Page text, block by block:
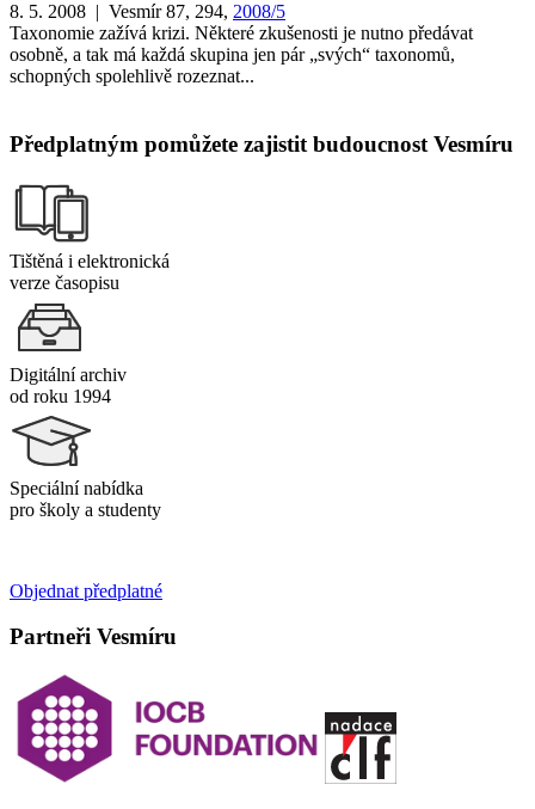
8. 5. 2008 | Vesmír 87, 294, 2008/5
Taxonomie zažívá krizi. Některé zkušenosti je nutno předávat
osobně, a tak má každá skupina jen pár „svých“ taxonomů,
schopných spolehlivě rozeznat...
Předplatným pomůžete zajistit budoucnost Vesmíru
Tištěná i elektronická
verze časopisu
Digitální archiv
od roku 1994
Speciální nabídka
pro školy a studenty
Objednat předplatné
Partneři Vesmíru